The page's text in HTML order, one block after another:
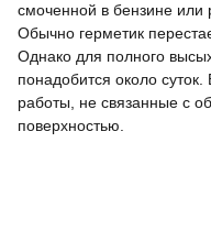
смоченной в бензине или
Обычно герметик
Однако для полного
понадобится около
работы, не связанные с
поверхностью.